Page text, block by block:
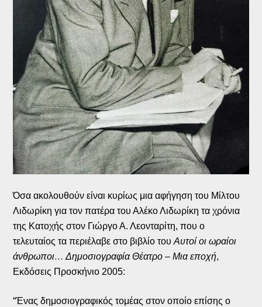
Όσα ακολουθούν είναι κυρίως μια αφήγηση του Μίλτου
Λιδωρίκη για τον πατέρα του Αλέκο Λιδωρίκη τα χρόνια
της Κατοχής στον Γιώργο Α. Λεονταρίτη, που ο
τελευταίος τα περιέλαβε στο βιβλίο τουΑυτοί οι ωραίοι
άνθρωποι… Δημοσιογραφία Θέατρο – Μια εποχή,
Εκδόσεις Προσκήνιο 2005:
“Ένας δημοσιογραφικός τομέας στον οποίο επίσης ο